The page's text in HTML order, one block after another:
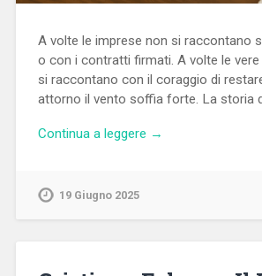
A volte le imprese non si raccontano
o con i contratti firmati. A volte le vere
si raccontano con il coraggio di
attorno il vento soffia forte. La storia
Continua a leggere →
19 Giugno 2025